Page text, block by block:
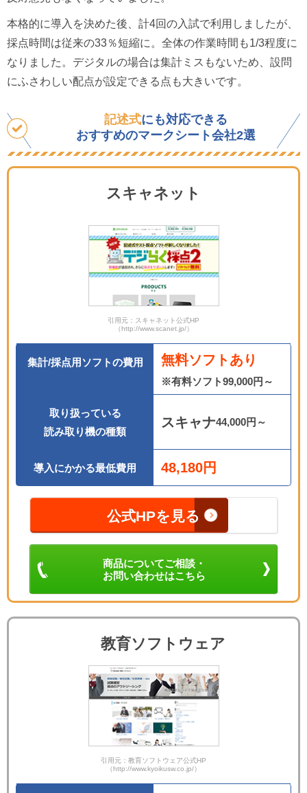
本格的に導入を決めた後、計4回の入試で利用しましたが、
採点時間は従来の33％短縮に。全体の作業時間も1/3程度に
なりました。デジタルの場合は集計ミスもないため、設問
にふさわしい配点が設定できる点も大きいです。
記述式にも対応できる
おすすめのマークシート会社2選
スキャネット
引用元：スキャネット公式HP
（http://www.scanet.jp/）
集計/採点用ソフトの費用 無料ソフトあり
※有料ソフト99,000円～
取り扱っている
読み取り機の種類
スキャナ44,000円～
導入にかかる最低費用 48,180円
公式HPを見る
商品についてご相談・
お問い合わせはこちら
教育ソフトウェア
引用元：教育ソフトウェア公式HP
（http://www.kyoikusw.co.jp/）